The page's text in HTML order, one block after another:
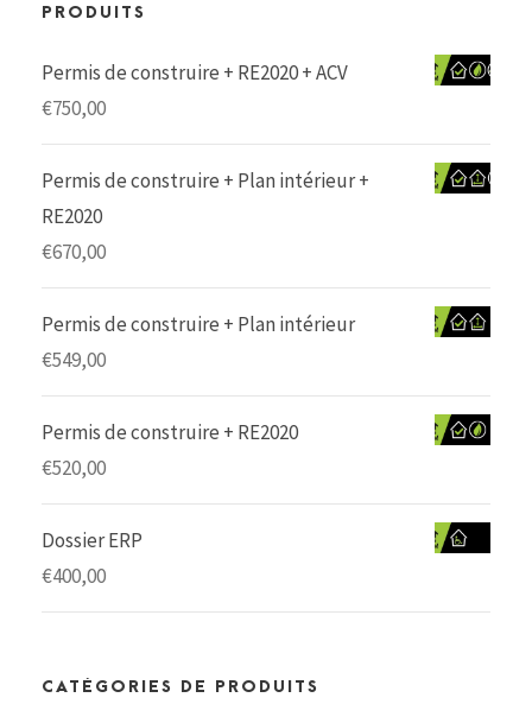
PRODUITS
Permis de construire + RE2020 + ACV
€750,00
Permis de construire + Plan intérieur +
RE2020
€670,00
Permis de construire + Plan intérieur
€549,00
Permis de construire + RE2020
€520,00
Dossier ERP
€400,00
CATÉGORIES DE PRODUITS